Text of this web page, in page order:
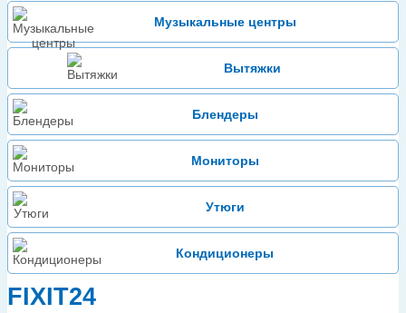
Музыкальные центры
Вытяжки
Блендеры
Мониторы
Утюги
Кондиционеры
FIXIT24